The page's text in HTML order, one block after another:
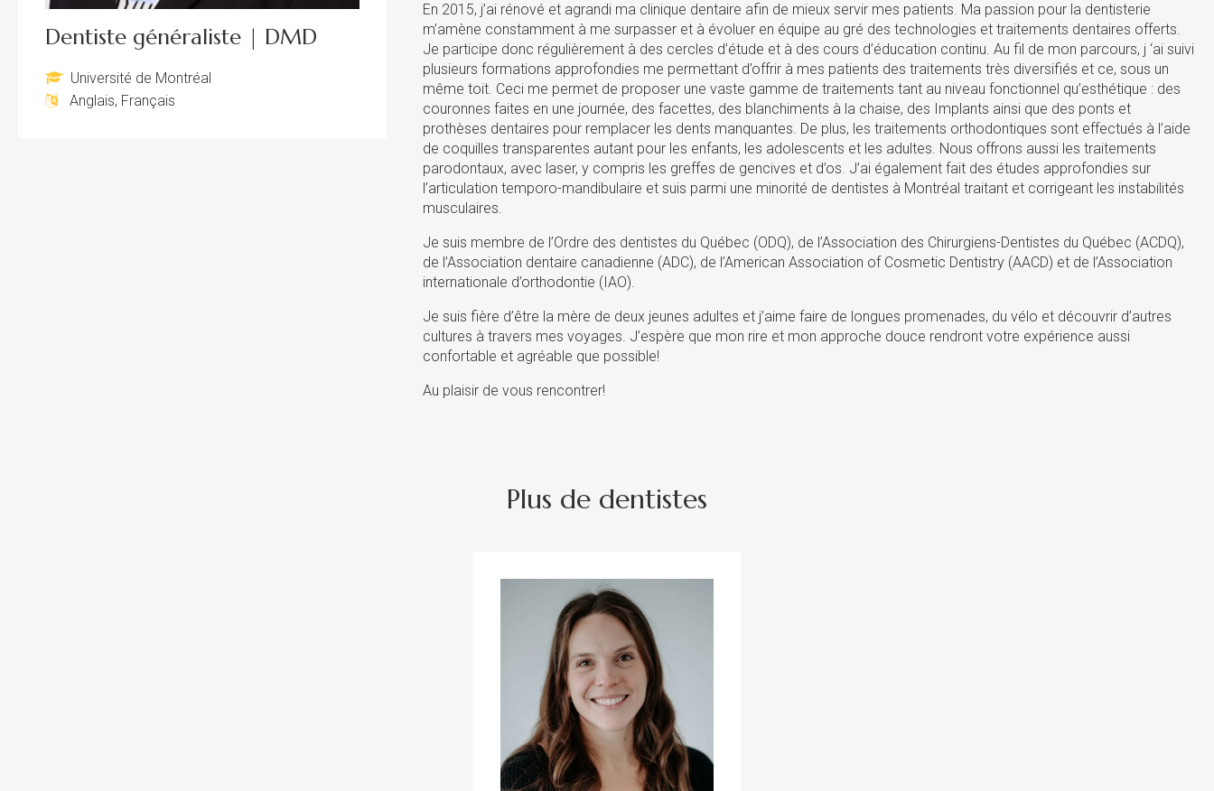
Dentiste généraliste | DMD
Université de Montréal
Anglais, Français
En 2015, j’ai rénové et agrandi ma clinique dentaire afin de mieux servir mes patients. Ma passion pour la dentisterie
m’amène constamment à me surpasser et à évoluer en équipe au gré des technologies et traitements dentaires offerts.
Je participe donc régulièrement à des cercles d’étude et à des cours d’éducation continu. Au fil de mon parcours, j ‘ai suivi
plusieurs formations approfondies me permettant d’offrir à mes patients des traitements très diversifiés et ce, sous un
même toit. Ceci me permet de proposer une vaste gamme de traitements tant au niveau fonctionnel qu’esthétique : des
couronnes faites en une journée, des facettes, des blanchiments à la chaise, des Implants ainsi que des ponts et
prothèses dentaires pour remplacer les dents manquantes. De plus, les traitements orthodontiques sont effectués à l’aide
de coquilles transparentes autant pour les enfants, les adolescents et les adultes. Nous offrons aussi les traitements
parodontaux, avec laser, y compris les greffes de gencives et d’os. J’ai également fait des études approfondies sur
l’articulation temporo-mandibulaire et suis parmi une minorité de dentistes à Montréal traitant et corrigeant les instabilités
musculaires.
Je suis membre de l’Ordre des dentistes du Québec (ODQ), de l’Association des Chirurgiens-Dentistes du Québec (ACDQ),
de l’Association dentaire canadienne (ADC), de l’American Association of Cosmetic Dentistry (AACD) et de l’Association
internationale d’orthodontie (IAO).
Je suis fière d’être la mère de deux jeunes adultes et j’aime faire de longues promenades, du vélo et découvrir d’autres
cultures à travers mes voyages. J’espère que mon rire et mon approche douce rendront votre expérience aussi
confortable et agréable que possible!
Au plaisir de vous rencontrer!
Plus de dentistes